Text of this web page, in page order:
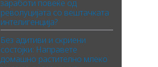
заработи повеќе од
револуцијата со вештачката
интелигенција?
Без адитиви и скриени
состојки: Направете
домашно растително млеко